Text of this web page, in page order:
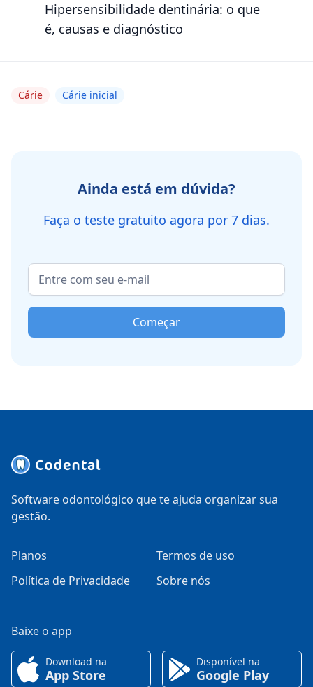
Hipersensibilidade dentinária: o que
é, causas e diagnóstico
Cárie Cárie inicial
Ainda está em dúvida?
Faça o teste gratuito agora por 7 dias.
Começar
Software odontológico que te ajuda organizar sua
gestão.
Planos
Termos de uso
Política de Privacidade
Sobre nós
Baixe o app
Download na
App Store
Disponível na
Google Play